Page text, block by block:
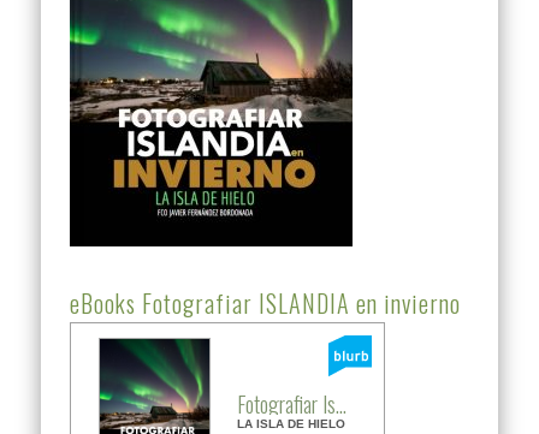
eBooks Fotografiar ISLANDIA en invierno
Fotografiar Is...
LA ISLA DE HIELO